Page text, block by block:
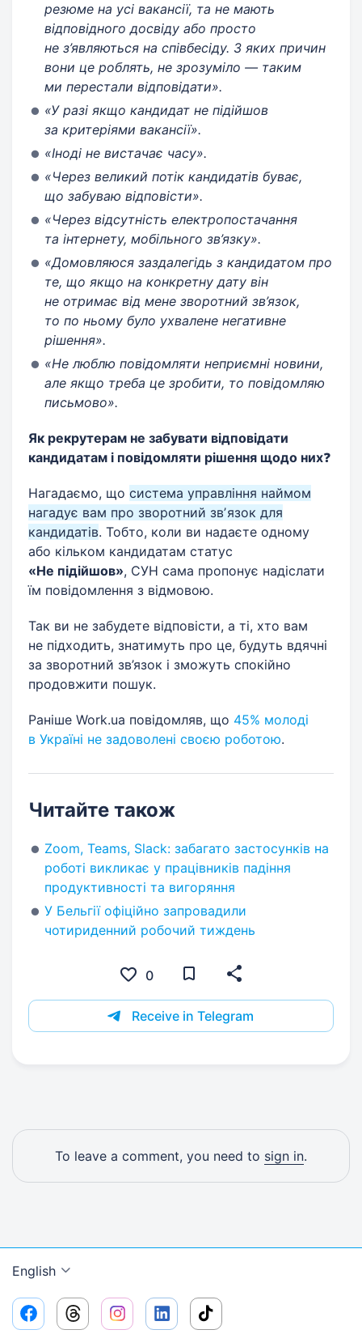
резюме на усі вакансії, та не мають
відповідного досвіду або просто
не з’являються на співбесіду. З яких причин
вони це роблять, не зрозуміло — таким
ми перестали відповідати».
«У разі якщо кандидат не підійшов
за критеріями вакансії».
«Іноді не вистачає часу».
«Через великий потік кандидатів буває,
що забуваю відповісти».
«Через відсутність електропостачання
та інтернету, мобільного зв’язку».
«Домовляюся заздалегідь з кандидатом про
те, що якщо на конкретну дату він
не отримає від мене зворотний зв’язок,
то по ньому було ухвалене негативне
рішення».
«Не люблю повідомляти неприємні новини,
але якщо треба це зробити, то повідомляю
письмово».
Як рекрутерам не забувати відповідати
кандидатам і повідомляти рішення щодо них❓
Нагадаємо, що система управління наймом
нагадує вам про зворотний звʼязок для
кандидатів. Тобто, коли ви надаєте одному
або кільком кандидатам статус
«Не підійшов», СУН сама пропонує надіслати
їм повідомлення з відмовою.
Так ви не забудете відповісти, а ті, хто вам
не підходить, знатимуть про це, будуть вдячні
за зворотний зв’язок і зможуть спокійно
продовжити пошук.
Раніше Work.ua повідомляв, що 45% молоді
в Україні не задоволені своєю роботою.
Читайте також
Zoom, Teams, Slack: забагато застосунків на
роботі викликає у працівників падіння
продуктивності та вигоряння
У Бельгії офіційно запровадили
чотириденний робочий тиждень
0
Receive in Telegram
To leave a comment, you need to sign in.
English